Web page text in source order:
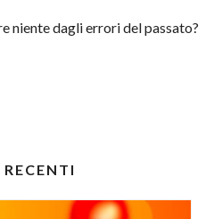
niente dagli errori del passato?